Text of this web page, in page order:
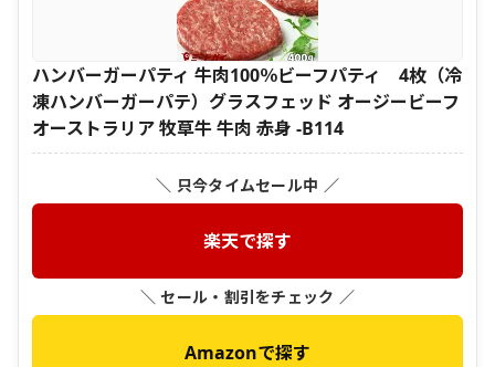
ハンバーガーパティ 牛肉100％ビーフパティ 4枚（冷
凍ハンバーガーパテ）グラスフェッド オージービーフ
オーストラリア 牧草牛 牛肉 赤身 -B114
＼ 只今タイムセール中 ／
楽天で探す
＼ セール・割引をチェック ／
Amazonで探す